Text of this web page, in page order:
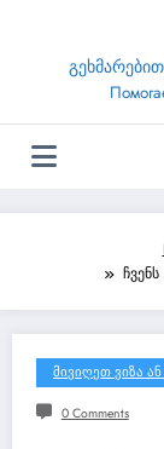
Მივიღეთ Ვიზა
0 Comments